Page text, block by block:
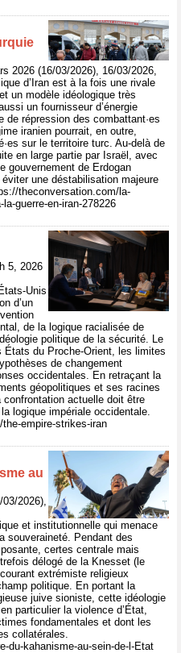
2026 (16/03/2026), 16/03/2026,
d’Iran est à la fois une rivale
un modèle idéologique très
un fournisseur d’énergie
de répression des combattant·es
iranien pourrait, en outre,
sur le territoire turc. Au-delà de
en large partie par Israël, avec
gouvernement de Erdogan
une déstabilisation majeure
theconversation.com/la-
guerre-en-iran-278226
5, 2026
Unis
d’un
de la logique racialisée de
politique de la sécurité. Le
du Proche-Orient, les limites
de changement
occidentales. En retraçant la
géopolitiques et ses racines
actuelle doit être
logique impériale occidentale.
empire-strikes-iran
au
2026),
et institutionnelle qui menace
souveraineté. Pendant des
certes centrale mais
délogé de la Knesset (le
extrémiste religieux
politique. En portant la
juive sioniste, cette idéologie
particulier la violence d’État,
fondamentales et dont les
collatérales.
du-kahanisme-au-sein-de-l-Etat